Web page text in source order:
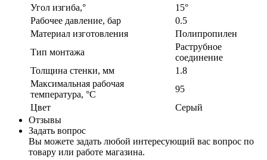
Угол изгиба,°
15°
Рабочее давление, бар
0.5
Материал изготовления
Полипропилен
Тип монтажа
Раструбное
соединение
Толщина стенки, мм
1.8
Максимальная рабочая
температура, °С
95
Цвет
Серый
Отзывы
Задать вопрос
Вы можете задать любой интересующий вас вопрос по
товару или работе магазина.